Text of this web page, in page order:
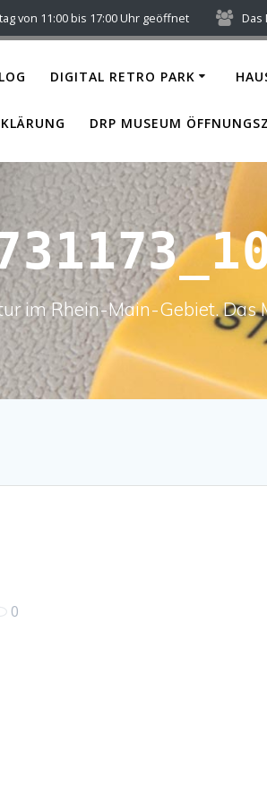
von 11:00 bis 17:00 Uhr geöffnet Das
DIGITAL RETRO PARK
DRP MUSEUM
im Rhein-Main-Gebiet.
0